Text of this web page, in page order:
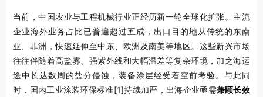
当前，中国农业与工程机械行业正经历新一轮全球化扩张。主流
企业海外业务占比已普遍超过五成，出口目的地从传统的东南
亚、非洲，快速延伸至中东、欧洲及南美等地区。这些新兴市场
往往伴随着高盐雾、强紫外线和大幅温差等复杂环境，加之海运
途中长达数周的盐分侵蚀，装备涂层经受着空前考验。与此同
时，国内工业涂装环保标准[1]持续加严，出海企业亟需兼顾长效